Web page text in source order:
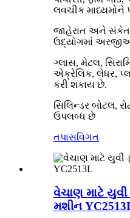
લવચીક માધ્યમોને
જાહેરાત અને
ઉદ્યોગમાં
ગ્લાસ, મેટલ,
એક્રેલિક, લેધર,
કરી શકાય છે.
સિલિન્ડર બોટલ,
ઉપલબ્ધ છે
તપાસવિગત
વેચાણ માટે
મશીન